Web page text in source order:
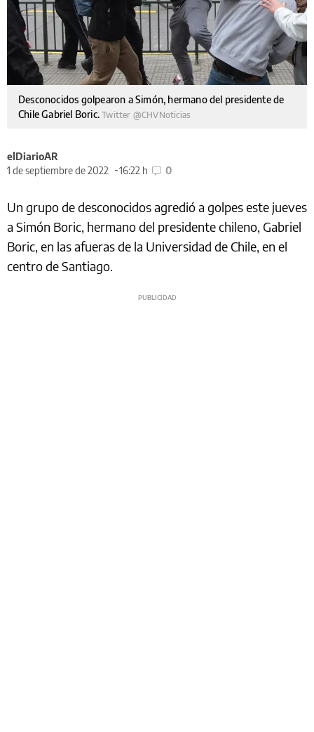
Desconocidos golpearon a Simón, hermano del presidente de
Chile Gabriel Boric.Twitter @CHVNoticias
elDiarioAR
1 de septiembre de 2022
16:22 h 0
Un grupo de desconocidos agredió a golpes este jueves
a Simón Boric, hermano del presidente chileno, Gabriel
Boric, en las afueras de la Universidad de Chile, en el
centro de Santiago.